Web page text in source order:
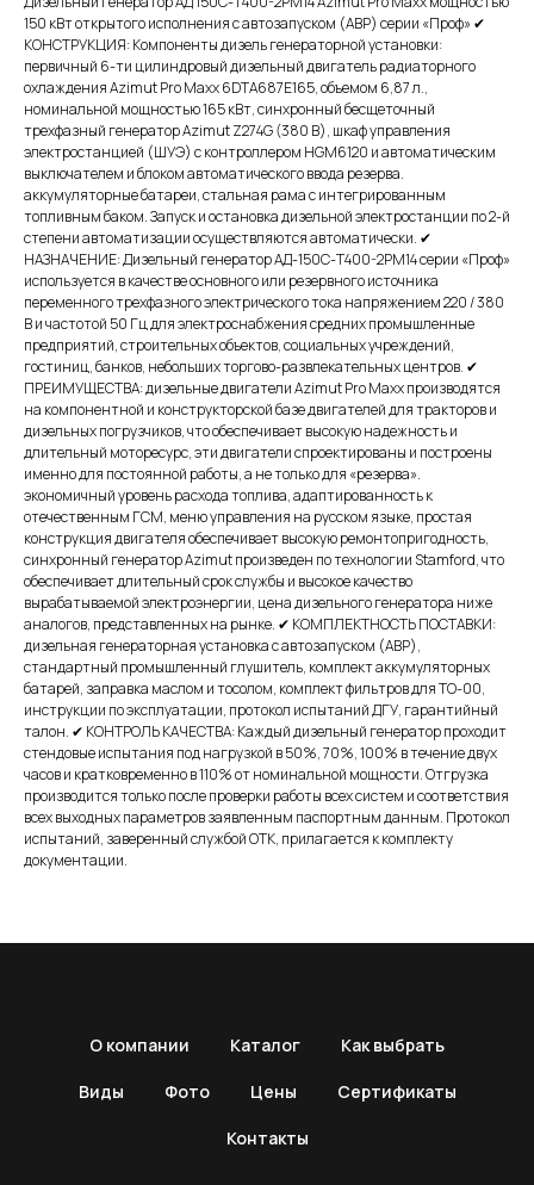
150 кВт открытого исполнения с автозапуском (АВР) серии «Проф» ✔
КОНСТРУКЦИЯ: Компоненты дизель генераторной установки:
первичный 6-ти цилиндровый дизельный двигатель радиаторного
охлаждения Azimut Pro Maxx 6DTA687E165, объемом 6,87 л.,
номинальной мощностью 165 кВт, синхронный бесщеточный
трехфазный генератор Azimut Z274G (380 В), шкаф управления
электростанцией (ШУЭ) с контроллером HGM6120 и автоматическим
выключателем и блоком автоматического ввода резерва.
аккумуляторные батареи, стальная рама с интегрированным
топливным баком. Запуск и остановка дизельной электростанции по 2-й
степени автоматизации осуществляются автоматически. ✔
НАЗНАЧЕНИЕ: Дизельный генератор АД-150С-Т400-2РМ14 серии «Проф»
используется в качестве основного или резервного источника
переменного трехфазного электрического тока напряжением 220 / 380
В и частотой 50 Гц для электроснабжения средних промышленные
предприятий, строительных объектов, социальных учреждений,
гостиниц, банков, небольших торгово-развлекательных центров. ✔
ПРЕИМУЩЕСТВА: дизельные двигатели Azimut Pro Maxx производятся
на компонентной и конструкторской базе двигателей для тракторов и
дизельных погрузчиков, что обеспечивает высокую надежность и
длительный моторесурс, эти двигатели спроектированы и построены
именно для постоянной работы, а не только для «резерва».
экономичный уровень расхода топлива, адаптированность к
отечественным ГСМ, меню управления на русском языке, простая
конструкция двигателя обеспечивает высокую ремонтопригодность,
синхронный генератор Azimut произведен по технологии Stamford, что
обеспечивает длительный срок службы и высокое качество
вырабатываемой электроэнергии, цена дизельного генератора ниже
аналогов, представленных на рынке. ✔ КОМПЛЕКТНОСТЬ ПОСТАВКИ:
дизельная генераторная установка с автозапуском (АВР),
стандартный промышленный глушитель, комплект аккумуляторных
батарей, заправка маслом и тосолом, комплект фильтров для ТО-00,
инструкции по эксплуатации, протокол испытаний ДГУ, гарантийный
талон. ✔ КОНТРОЛЬ КАЧЕСТВА: Каждый дизельный генератор проходит
стендовые испытания под нагрузкой в 50%, 70%, 100% в течение двух
часов и кратковременно в 110% от номинальной мощности. Отгрузка
производится только после проверки работы всех систем и соответствия
всех выходных параметров заявленным паспортным данным. Протокол
испытаний, заверенный службой ОТК, прилагается к комплекту
документации.
О компании Каталог Как выбрать
Виды Фото Цены Сертификаты
Контакты